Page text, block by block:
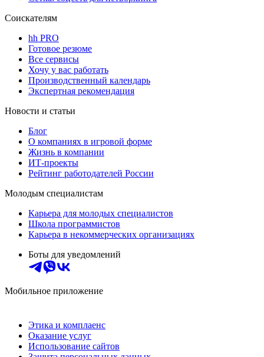
Соискателям
hh PRO
Готовое резюме
Все сервисы
Хочу у вас работать
Производственный календарь
Экспертная рекомендация
Новости и статьи
Блог
О компаниях в игровой форме
Жизнь в компании
ИТ-проекты
Рейтинг работодателей России
Молодым специалистам
Карьера для молодых специалистов
Школа программистов
Карьера в некоммерческих организациях
Боты для уведомлений
Мобильное приложение
Этика и комплаенс
Оказание услуг
Использование сайтов